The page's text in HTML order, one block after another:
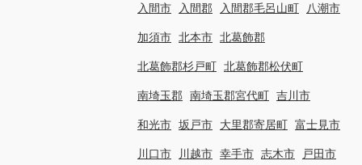
入間市 入間郡 入間郡毛呂山町 八潮市
加須市 北本市 北葛飾郡
北葛飾郡杉戸町 北葛飾郡松伏町
南埼玉郡 南埼玉郡宮代町 吉川市
和光市 坂戸市 大里郡寄居町 富士見市
川口市 川越市 幸手市 志木市 戸田市